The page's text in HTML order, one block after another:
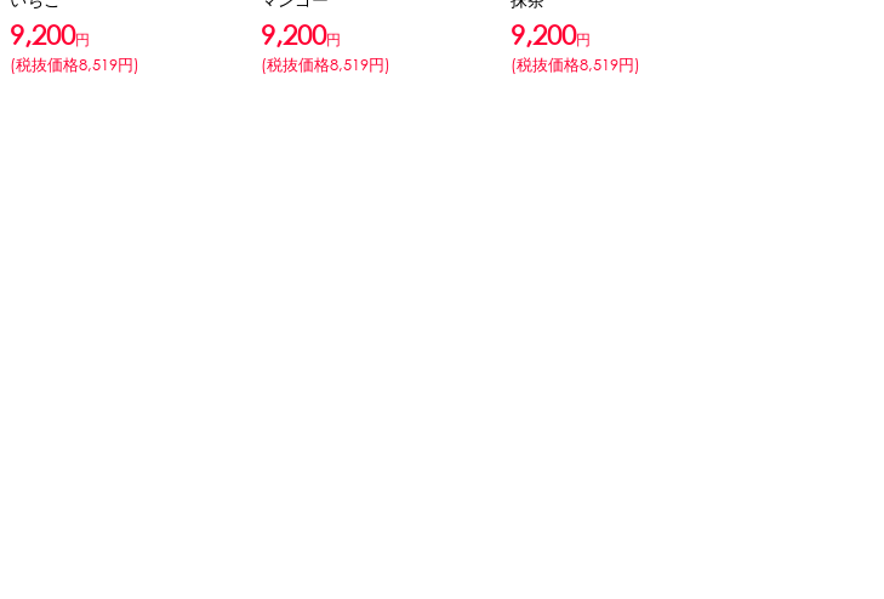
台湾かき氷「Snow-kiss（スノーキッス）」
9,200円
(税抜価格8,519円)
9,200円
(税抜価格8,519円)
9,200円
(税抜価格8,519円)